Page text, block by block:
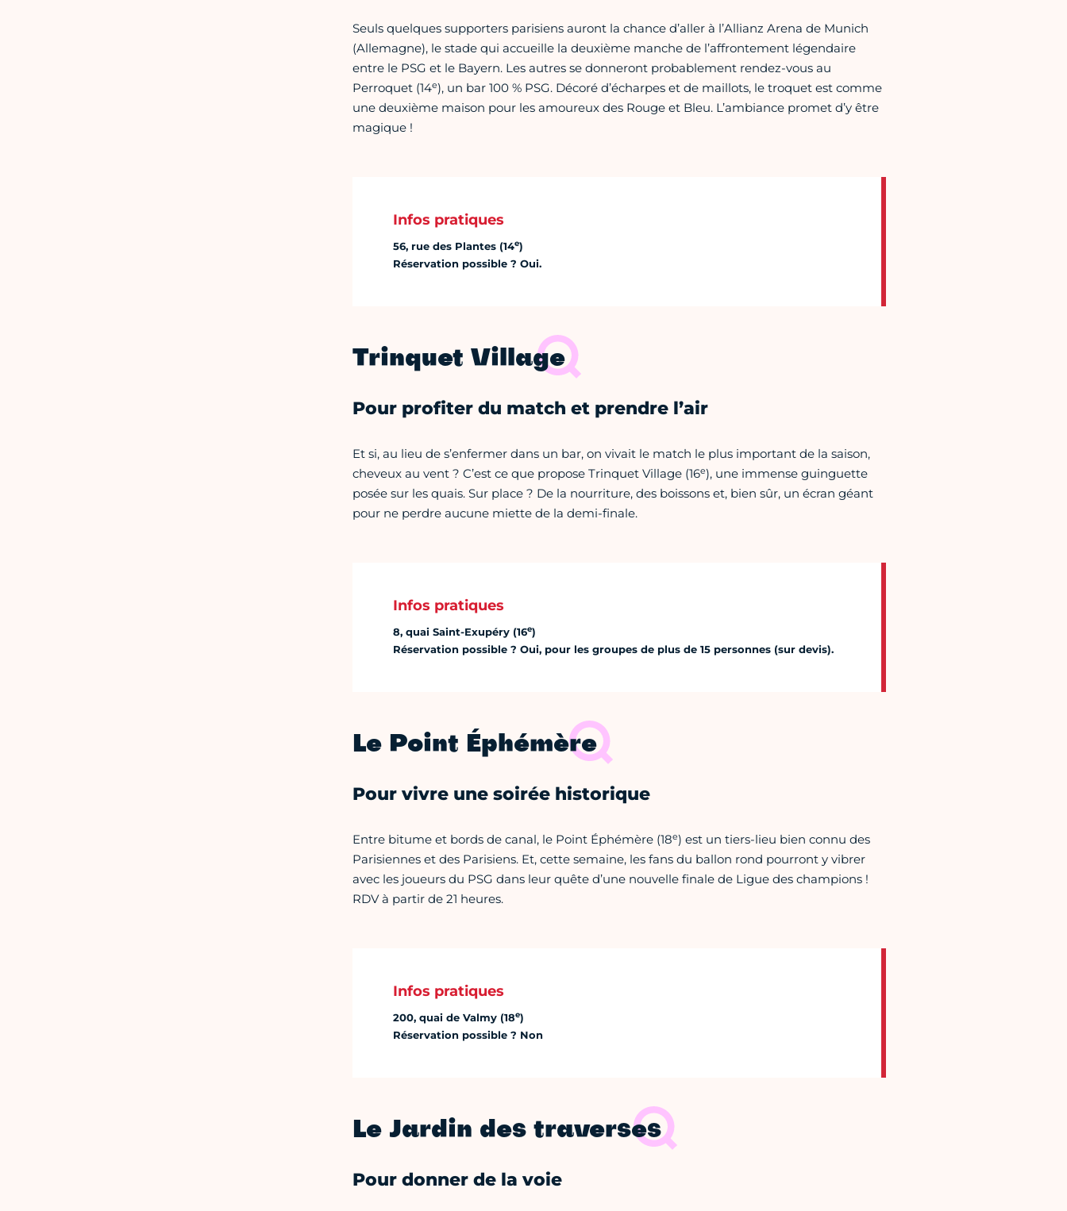
Seuls quelques supporters parisiens auront la chance d’aller à l’Allianz Arena de Munich
(Allemagne), le stade qui accueille la deuxième manche de l’affrontement légendaire
entre le PSG et le Bayern. Les autres se donneront probablement rendez-vous au
Perroquet (14e), un bar 100 % PSG. Décoré d’écharpes et de maillots, le troquet est comme
une deuxième maison pour les amoureux des Rouge et Bleu. L’ambiance promet d’y être
magique !
Infos pratiques
56, rue des Plantes (14e)
Réservation possible ? Oui.
Trinquet Village
Pour profiter du match et prendre l’air
Et si, au lieu de s’enfermer dans un bar, on vivait le match le plus important de la saison,
cheveux au vent ? C’est ce que propose Trinquet Village (16e), une immense guinguette
posée sur les quais. Sur place ? De la nourriture, des boissons et, bien sûr, un écran géant
pour ne perdre aucune miette de la demi-finale.
Infos pratiques
8, quai Saint-Exupéry (16e)
Réservation possible ? Oui, pour les groupes de plus de 15 personnes (sur devis).
Le Point Éphémère
Pour vivre une soirée historique
Entre bitume et bords de canal, le Point Éphémère (18e) est un tiers-lieu bien connu des
Parisiennes et des Parisiens. Et, cette semaine, les fans du ballon rond pourront y vibrer
avec les joueurs du PSG dans leur quête d’une nouvelle finale de Ligue des champions !
RDV à partir de 21 heures.
Infos pratiques
200, quai de Valmy (18e)
Réservation possible ? Non
Le Jardin des traverses
Pour donner de la voie